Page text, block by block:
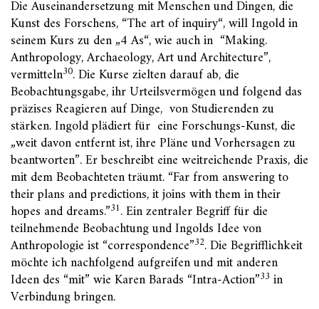
Die Auseinandersetzung mit Menschen und Dingen, die
Kunst des Forschens, “The art of inquiry“, will Ingold in
seinem Kurs zu den „4 As“, wie auch in “Making.
Anthropology, Archaeology, Art und Architecture”,
vermitteln30. Die Kurse zielten darauf ab, die
Beobachtungsgabe, ihr Urteilsvermögen und folgend das
präzises Reagieren auf Dinge, von Studierenden zu
stärken. Ingold plädiert für eine Forschungs-Kunst, die
„weit davon entfernt ist, ihre Pläne und Vorhersagen zu
beantworten”. Er beschreibt eine weitreichende Praxis, die
mit dem Beobachteten träumt. “Far from answering to
their plans and predictions, it joins with them in their
hopes and dreams.”31. Ein zentraler Begriff für die
teilnehmende Beobachtung und Ingolds Idee von
Anthropologie ist “correspondence”32. Die Begrifflichkeit
möchte ich nachfolgend aufgreifen und mit anderen
Ideen des “mit” wie Karen Barads “Intra-Action”33 in
Verbindung bringen.